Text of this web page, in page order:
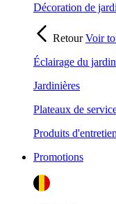
Décoration de
RetourVoir
Éclairage du jardin
Jardinières
Plateaux de
Produits d'entretien
Promotions